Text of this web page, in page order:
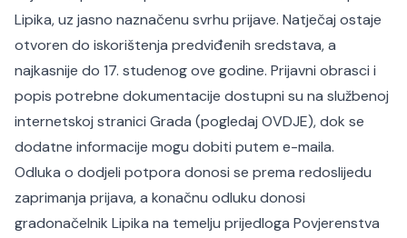
Lipika, uz jasno naznačenu svrhu prijave. Natječaj ostaje
otvoren do iskorištenja predviđenih sredstava, a
najkasnije do 17. studenog ove godine. Prijavni obrasci i
popis potrebne dokumentacije dostupni su na službenoj
internetskoj stranici Grada (pogledaj OVDJE), dok se
dodatne informacije mogu dobiti putem e-maila.
Odluka o dodjeli potpora donosi se prema redoslijedu
zaprimanja prijava, a konačnu odluku donosi
gradonačelnik Lipika na temelju prijedloga Povjerenstva